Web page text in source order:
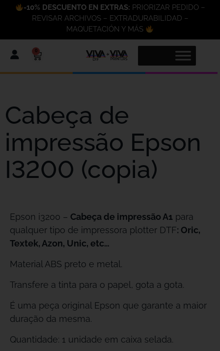
-10% DESCUENTO EN EXTRAS: PRIORIZAR PEDIDO –
REVISAR ARCHIVOS – EXTRADURABILIDAD –
MAQUETACIÓN Y MÁS
0
Cabeça de
impressão Epson
I3200 (copia)
Epson i3200 – Cabeça de impressão A1 para
qualquer tipo de impressora plotter DTF: Oric,
Textek, Azon, Unic, etc…
Material ABS preto e metal.
Transfere a tinta para o papel, gota a gota.
É uma peça original Epson que garante a maior
duração da mesma.
Quantidade: 1 unidade em caixa selada.